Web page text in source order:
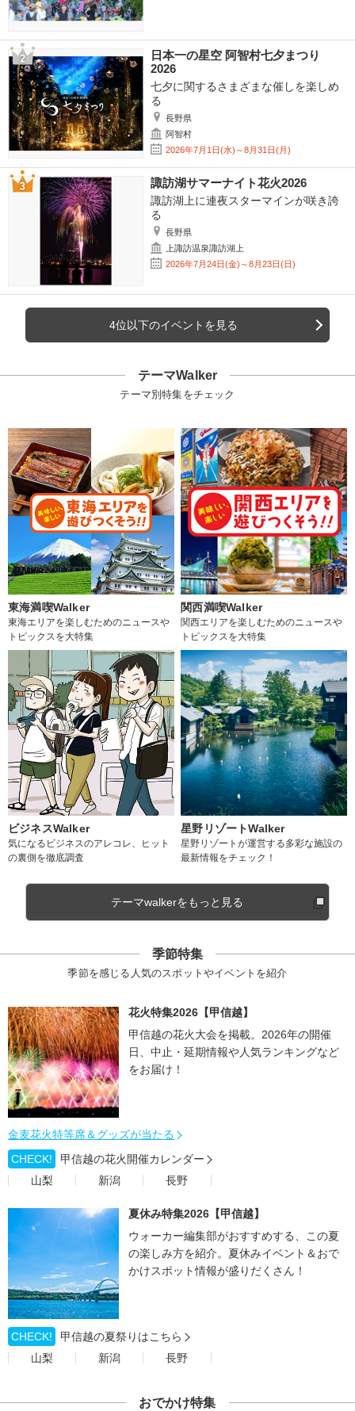
日本一の星空 阿智村七夕まつり
2026
七夕に関するさまざまな催しを楽しめ
る
長野県
阿智村
2026年7月1日(水)～8月31日(月)
諏訪湖サマーナイト花火2026
諏訪湖上に連夜スターマインが咲き誇
る
長野県
上諏訪温泉諏訪湖上
2026年7月24日(金)～8月23日(日)
4位以下のイベントを見る
テーマWalker
テーマ別特集をチェック
東海満喫Walker
東海エリアを楽しむためのニュースや
トピックスを大特集
関西満喫Walker
関西エリアを楽しむためのニュースや
トピックスを大特集
ビジネスWalker
気になるビジネスのアレコレ、ヒット
の裏側を徹底調査
星野リゾートWalker
星野リゾートが運営する多彩な施設の
最新情報をチェック！
テーマwalkerをもっと見る
季節特集
季節を感じる人気のスポットやイベントを紹介
花火特集2026【甲信越】
甲信越の花火大会を掲載。2026年の開催
日、中止・延期情報や人気ランキングなど
をお届け！
金麦花火特等席＆グッズが当たる
CHECK!
甲信越の花火開催カレンダー
山梨
新潟 長野
夏休み特集2026【甲信越】
ウォーカー編集部がおすすめする、この夏
の楽しみ方を紹介。夏休みイベント＆おで
かけスポット情報が盛りだくさん！
CHECK!
甲信越の夏祭りはこちら
山梨
新潟 長野
おでかけ特集